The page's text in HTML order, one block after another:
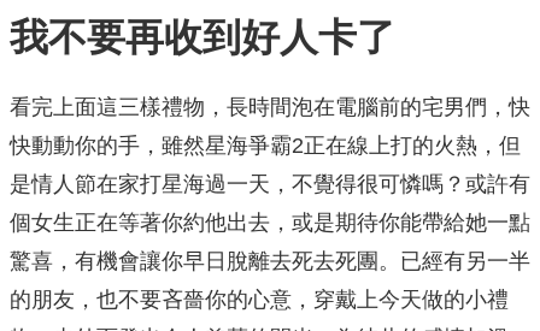
我不要再收到好人卡了
看完上面這三樣禮物，長時間泡在電腦前的宅男們，快
快動動你的手，雖然星海爭霸2正在線上打的火熱，但
是情人節在家打星海過一天，不覺得很可憐嗎？或許有
個女生正在等著你約他出去，或是期待你能帶給她一點
驚喜，有機會讓你早日脫離去死去死團。已經有另一半
的朋友，也不要吝嗇你的心意，穿戴上今天做的小禮